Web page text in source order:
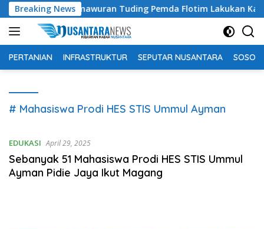
Langsung
ke
konten
Breaking News
Lamawuran Tuding Pemda Flotim Lakukan
PERTANIAN INFRASTRUKTUR SEPUTAR NUSANTARA SOSOK
# Mahasiswa Prodi HES STIS Ummul Ayman
EDUKASI April 29, 2025
Sebanyak 51 Mahasiswa Prodi HES STIS Ummul
Ayman Pidie Jaya Ikut Magang